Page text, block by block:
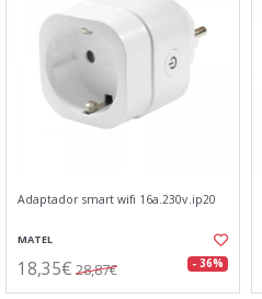
Adaptador smart wifi 16a.230v.ip20
MATEL
18,35€ 28,87€ - 36%